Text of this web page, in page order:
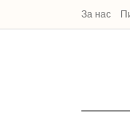
За нас